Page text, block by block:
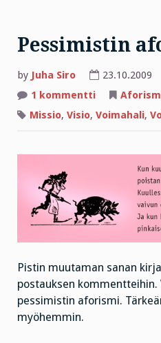
Pessimistin
by Juha Siro 23.10.2009
1 kommenttiartikkeliin
aforismit
Missio, Visio, Voimahali,
Pistin muutaman sanan
postauksen
pessimistin aforismi.
myöhemmin.